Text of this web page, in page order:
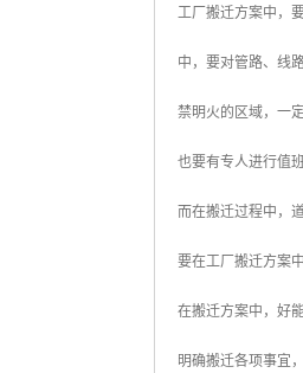
工厂搬迁方案中，
中，要对管路、线
禁明火的区域，一
也要有专人进行值
而在搬迁过程中，
要在工厂搬迁方案
在搬迁方案中，好
明确搬迁各项事宜